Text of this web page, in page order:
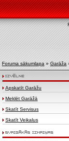
Foruma sākumlapa » Garāža
Apskatīt Garāžu
Meklēt Garāžā
Skatīt Servisus
Skatīt Veikalus